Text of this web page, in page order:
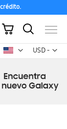
USD -
dólar
Mi carrito